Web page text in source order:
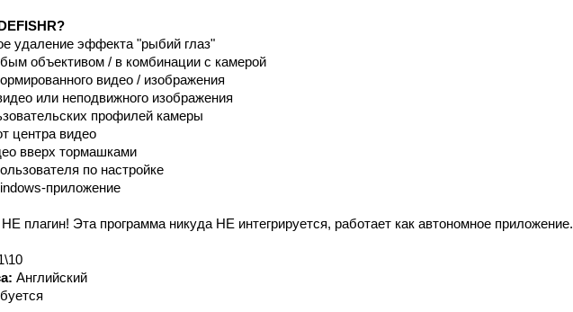
удаление эффекта "рыбий глаз"
объективом / в комбинации с камерой
видео / изображения
или неподвижного изображения
профилей камеры
центра видео
вверх тормашками
по настройке
приложение
плагин! Эта программа никуда НЕ интегрируется, работает как автономное приложение.
Английский